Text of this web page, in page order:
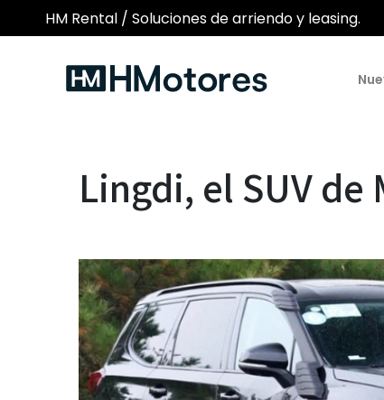
HM Rental / Soluciones de arriendo y leasing.
Lingdi, el SUV